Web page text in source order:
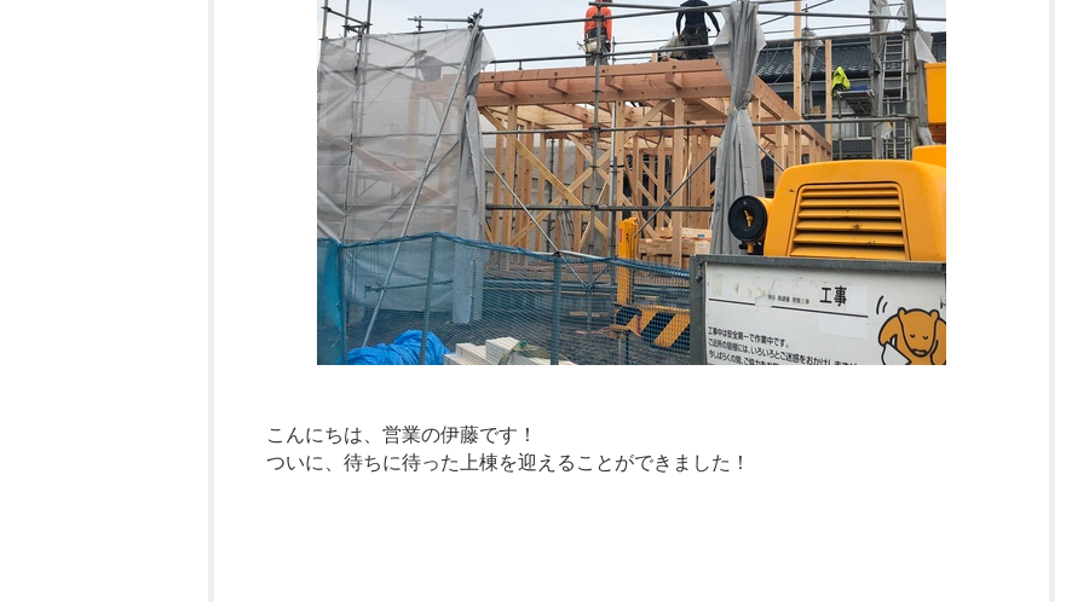
こんにちは、営業の伊藤です！
ついに、待ちに待った上棟を迎えることができました！